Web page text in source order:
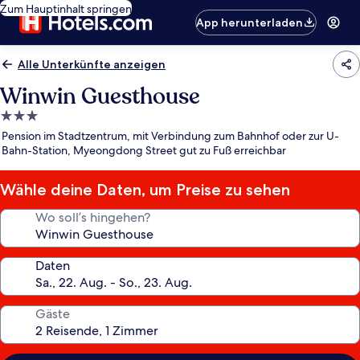
Zum Hauptinhalt springen
App herunterladen
Alle Unterkünfte anzeigen
Winwin Guesthouse
3.0-
Sterne-
Unterkunft
Pension im Stadtzentrum, mit Verbindung zum Bahnhof oder zur U-
Bahn-Station, Myeongdong Street gut zu Fuß erreichbar
Wähle deine Daten, um Preise zu sehen
Wo soll’s hingehen?
Daten
Gäste